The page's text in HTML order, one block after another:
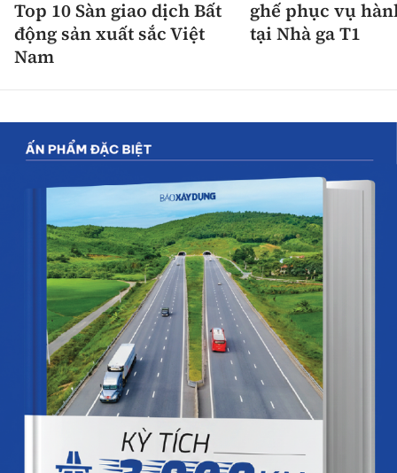
Top 10 Sàn giao dịch Bất
động sản xuất sắc Việt
Nam
ghế phục vụ
tại Nhà ga T1